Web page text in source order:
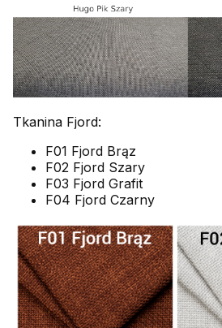
Tkanina Fjord:
F01 Fjord Brąz
F02 Fjord Szary
F03 Fjord Grafit
F04 Fjord Czarny